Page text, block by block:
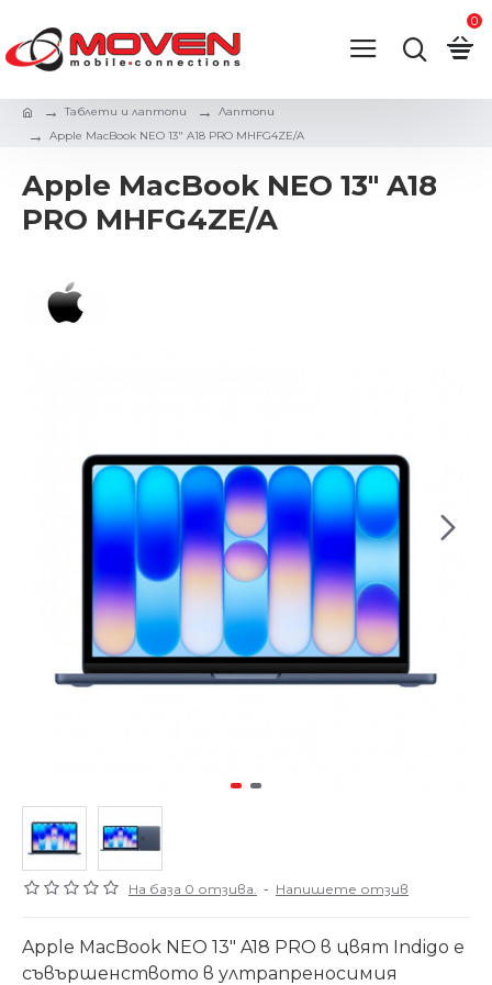
0
Таблети и лаптопи
Лаптопи
Apple MacBook NEO 13" A18 PRO MHFG4ZE/A
Apple MacBook NEO 13" A18
PRO MHFG4ZE/A
На база 0 отзива. - Напишете отзив
Apple MacBook NEO 13" A18 PRO в цвят Indigo е
съвършенството в ултрапреносимия